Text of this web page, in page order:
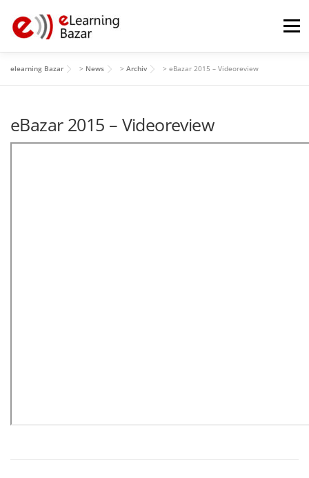
Inhalt
springen
Menü
GALERIE ARCHIV
elearning Bazar > News > Archiv > eBazar 2015 – Videoreview
eBazar 2015 – Videoreview